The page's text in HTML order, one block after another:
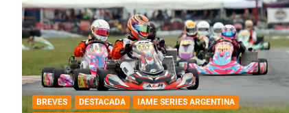
BREVES DESTACADA
IAME SERIES ARGENTINA